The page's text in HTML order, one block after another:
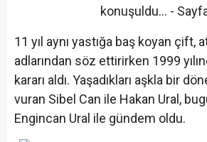
11 yıl aynı yastığa baş koyan çift,
adlarından söz ettirirken 1999
kararı aldı. Yaşadıkları aşkla bir
vuran Sibel Can ile Hakan Ural,
Engincan Ural ile gündem oldu.